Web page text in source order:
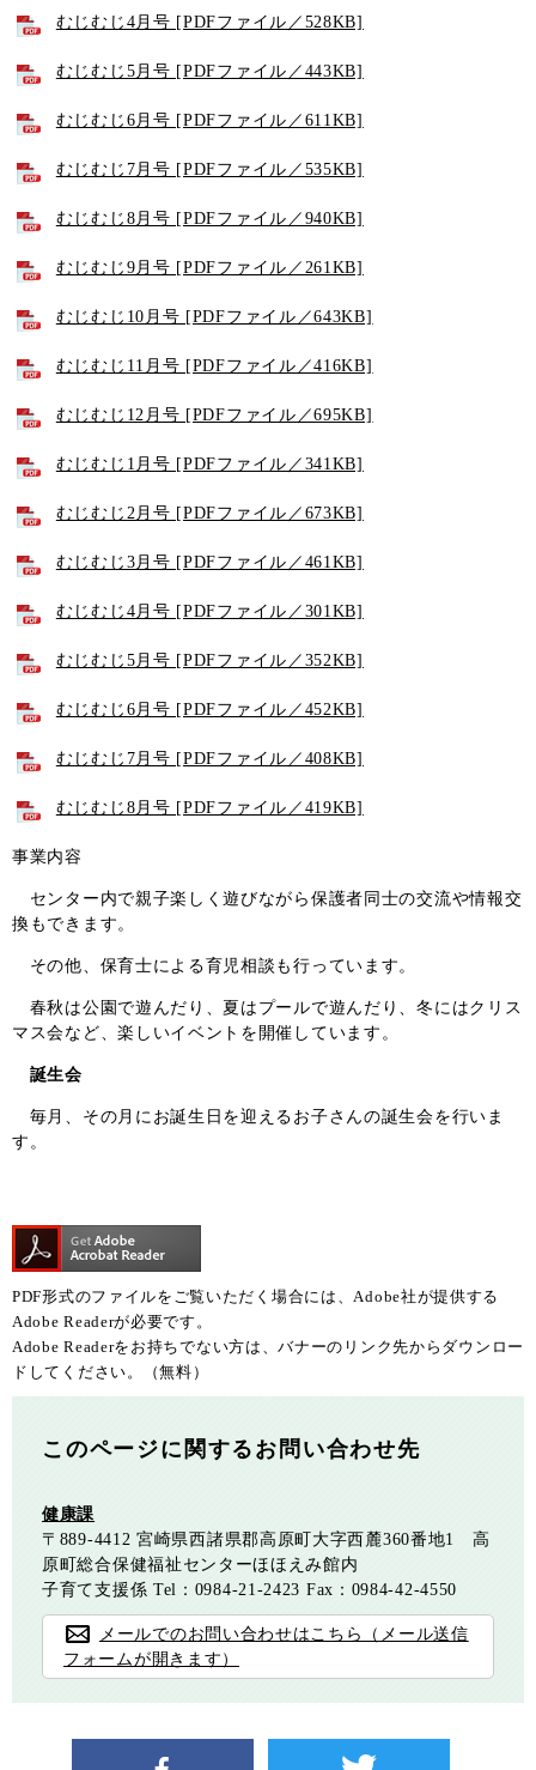
むじむじ4月号 [PDFファイル／528KB]
むじむじ5月号 [PDFファイル／443KB]
むじむじ6月号 [PDFファイル／611KB]
むじむじ7月号 [PDFファイル／535KB]
むじむじ8月号 [PDFファイル／940KB]
むじむじ9月号 [PDFファイル／261KB]
むじむじ10月号 [PDFファイル／643KB]
むじむじ11月号 [PDFファイル／416KB]
むじむじ12月号 [PDFファイル／695KB]
むじむじ1月号 [PDFファイル／341KB]
むじむじ2月号 [PDFファイル／673KB]
むじむじ3月号 [PDFファイル／461KB]
むじむじ4月号 [PDFファイル／301KB]
むじむじ5月号 [PDFファイル／352KB]
むじむじ6月号 [PDFファイル／452KB]
むじむじ7月号 [PDFファイル／408KB]
むじむじ8月号 [PDFファイル／419KB]
事業内容
センター内で親子楽しく遊びながら保護者同士の交流や情報交
換もできます。
その他、保育士による育児相談も行っています。
春秋は公園で遊んだり、夏はプールで遊んだり、冬にはクリス
マス会など、楽しいイベントを開催しています。
誕生会
毎月、その月にお誕生日を迎えるお子さんの誕生会を行いま
す。
PDF形式のファイルをご覧いただく場合には、Adobe社が提供する
Adobe Readerが必要です。
Adobe Readerをお持ちでない方は、バナーのリンク先からダウンロー
ドしてください。（無料）
このページに関するお問い合わせ先
健康課
〒889-4412 宮崎県西諸県郡高原町大字西麓360番地1 高
原町総合保健福祉センターほほえみ館内
子育て支援係 Tel：0984-21-2423 Fax：0984-42-4550
メールでのお問い合わせはこちら（メール送信
フォームが開きます）